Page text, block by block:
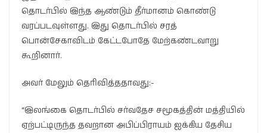
தொடர்பில் இந்த ஆண்டும் தீர்மானம் கொண்டு
வரப்படவுள்ளது. இது தொடர்பில் சரத்
பொன்சேகாவிடம் கேட்டபோதே மேற்கண்டவாறு
கூறினார்.
அவர் மேலும் தெரிவித்ததாவது:-
“இலங்கை தொடர்பில் சர்வதேச சமூகத்தின் மத்தியில்
ஏற்பட்டிருந்த தவறான அபிப்பிராயம் ஐக்கிய தேசிய